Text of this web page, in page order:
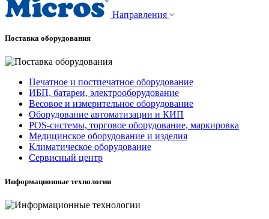
Направления
Поставка оборудования
Печатное и постпечатное оборудование
ИБП, батареи, электрооборудование
Весовое и измерительное оборудование
Оборудование автоматизации и КИП
POS-системы, торговое оборудование, маркировка
Медицинское оборудование и изделия
Климатическое оборудование
Сервисный центр
Информационные технологии